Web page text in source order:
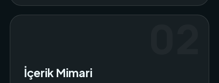
İçerik Mimari